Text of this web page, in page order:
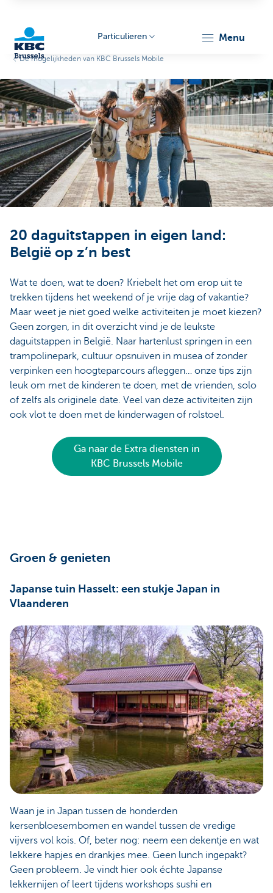
Brussels
Particulieren menu
De mogelijkheden van KBC Brussels Mobile
20 daguitstappen in eigen land:
België op z’n best
Wat te doen, wat te doen? Kriebelt het om erop uit te
trekken tijdens het weekend of je vrije dag of vakantie?
Maar weet je niet goed welke activiteiten je moet kiezen?
Geen zorgen, in dit overzicht vind je de leukste
daguitstappen in België. Naar hartenlust springen in een
trampolinepark, cultuur opsnuiven in musea of zonder
verpinken een hoogteparcours afleggen… onze tips zijn
leuk om met de kinderen te doen, met de vrienden, solo
of zelfs als originele date. Veel van deze activiteiten zijn
ook vlot te doen met de kinderwagen of rolstoel.
Ga naar de Extra diensten in
KBC Brussels Mobile
Groen & genieten
Japanse tuin Hasselt: een stukje Japan in
Vlaanderen
Waan je in Japan tussen de honderden
kersenbloesembomen en wandel tussen de vredige
vijvers vol kois. Of, beter nog: neem een dekentje en wat
lekkere hapjes en drankjes mee. Geen lunch ingepakt?
Geen probleem. Je vindt hier ook échte Japanse
lekkernijen of leert tijdens workshops sushi en